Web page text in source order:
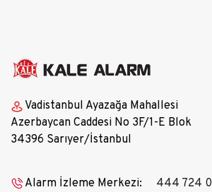
Vadistanbul Ayazağa Mahallesi
Azerbaycan Caddesi No 3F/1-E Blok
34396 Sarıyer/İstanbul
Alarm İzleme Merkezi:
444 724 0